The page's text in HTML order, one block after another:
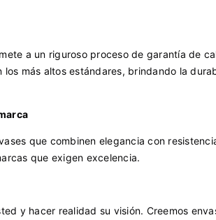
a un riguroso proceso de garantía de
más altos estándares, brindando la
que combinen elegancia con
que exigen excelencia.
y hacer realidad su visión. Creemos